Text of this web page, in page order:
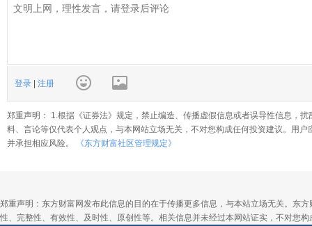
登录 注册
郑重声明： 1.根据《证券法》规定，禁止编造、传播虚假信息或者误导性信息，
料、言论等仅代表个人观点，与本网站立场无关，不对您构成任何投资建议。用
并承担相应风险。
《东方财富社区管理规定》
郑重声明：东方财富网发布此信息的目的在于传播更多信息，与本站立场无关。东
性、完整性、有效性、及时性、原创性等。相关信息并未经过本网站证实，不对您